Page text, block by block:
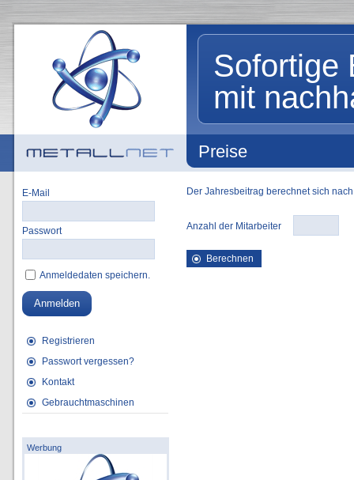
Sofortige
mit
Preise
E-Mail
Passwort
Anmeldedaten speichern.
Anmelden
Registrieren
Passwort vergessen?
Kontakt
Gebrauchtmaschinen
Werbung
Der Jahresbeitrag berechnet sich
Anzahl der Mitarbeiter
Berechnen